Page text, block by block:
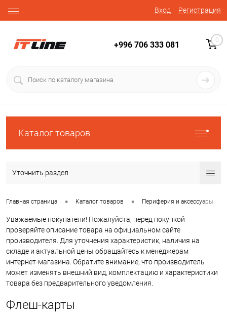
Вход Регистрация
+996 706 333 081 0
Каталог товаров
Уточнить раздел
Главная страница • Каталог товаров • Периферия и аксессуары
Уважаемые покупатели! Пожалуйста, перед покупкой
проверяйте описание товара на официальном сайте
производителя. Для уточнения характеристик, наличия на
складе и актуальной цены обращайтесь к менеджерам
интернет-магазина. Обратите внимание, что производитель
может изменять внешний вид, комплектацию и характеристики
товара без предварительного уведомления.
Флеш-карты